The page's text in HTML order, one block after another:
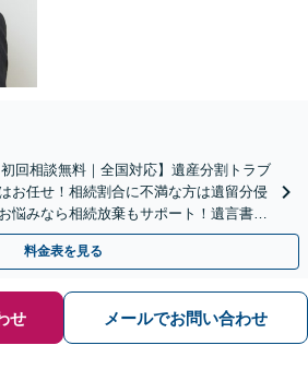
回相談無料｜全国対応】遺産分割トラブ
お任せ！相続割合に不満な方は遺留分侵
悩みなら相続放棄もサポート！遺言書作
来所不要｜西葛西駅5分】
料金表を見る
せ メールでお問い合わせ